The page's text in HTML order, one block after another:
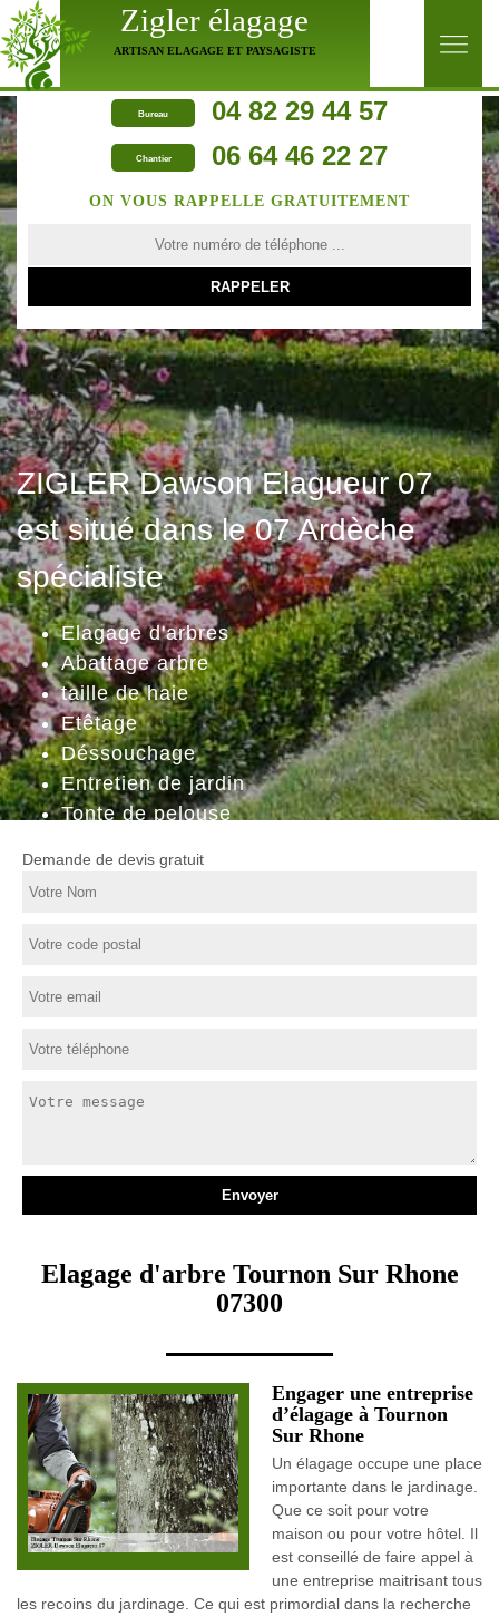
Zigler élagage
ARTISAN ELAGAGE ET PAYSAGISTE
Bureau 04 82 29 44 57
Chantier 06 64 46 22 27
ZIGLER Dawson Elagueur 07
est situé dans le 07 Ardèche
spécialiste
Elagage d'arbres
Abattage arbre
taille de haie
Etêtage
Déssouchage
Entretien de jardin
Tonte de pelouse
ON VOUS RAPPELLE GRATUITEMENT
Demande de devis gratuit
Elagage d'arbre Tournon Sur Rhone
07300
Engager une entreprise
d’élagage à Tournon
Sur Rhone
Un élagage occupe une place
importante dans le jardinage.
Que ce soit pour votre
maison ou pour votre hôtel. Il
est conseillé de faire appel à
une entreprise maitrisant tous
les recoins du jardinage. Ce qui est primordial dans la recherche